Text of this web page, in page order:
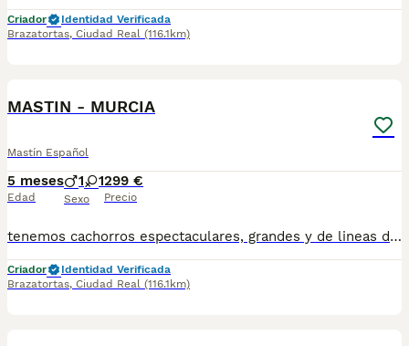
Criador
Identidad Verificada
Brazatortas, Ciudad Real (116.1km)
MASTIN - MURCIA
Mastín Español
5 meses
Edad
1 1
Sexo
299 €
Precio
tenemos cachorros espectaculares, grandes y de lineas de belleza y trabajo , cachorros avanzados conviviendo con animales , hacemos entregas a toda España , totalmente a contrarembolso , atiendo y paso videos por what! no te quedes sin tu oportunidad
Criador
Identidad Verificada
Brazatortas, Ciudad Real (116.1km)